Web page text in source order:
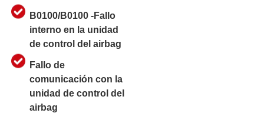
B0100/B0100 -Fallo
interno en la unidad
de control del airbag
Fallo de
comunicación con la
unidad de control del
airbag